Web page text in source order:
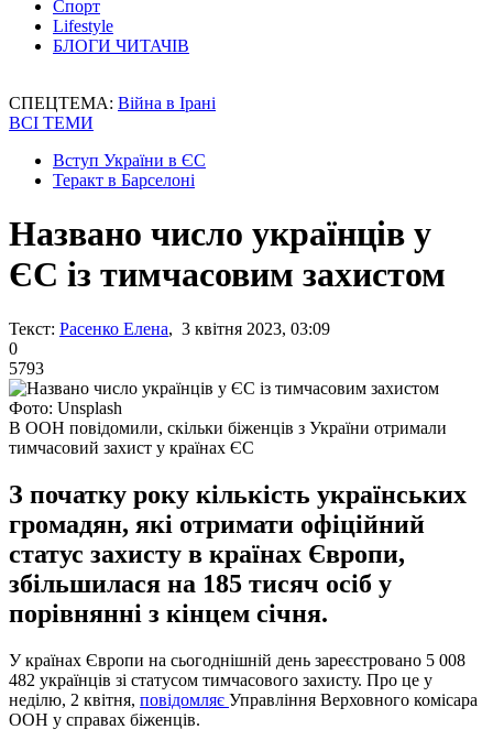
Спорт
Lifestyle
БЛОГИ ЧИТАЧІВ
СПЕЦТЕМА: Війна в Ірані
ВСІ ТЕМИ
Вступ України в ЄС
Теракт в Барселоні
Названо число українців у
ЄС із тимчасовим захистом
Текст: Расенко Елена, 3 квітня 2023, 03:09
0
5793
Фото: Unsplash
В ООН повідомили, скільки біженців з України отримали
тимчасовий захист у країнах ЄС
З початку року кількість українських
громадян, які отримати офіційний
статус захисту в країнах Європи,
збільшилася на 185 тисяч осіб у
порівнянні з кінцем січня.
У країнах Європи на сьогоднішній день зареєстровано 5 008
482 українців зі статусом тимчасового захисту. Про це у
неділю, 2 квітня, повідомляє Управління Верховного комісара
ООН у справах біженців.